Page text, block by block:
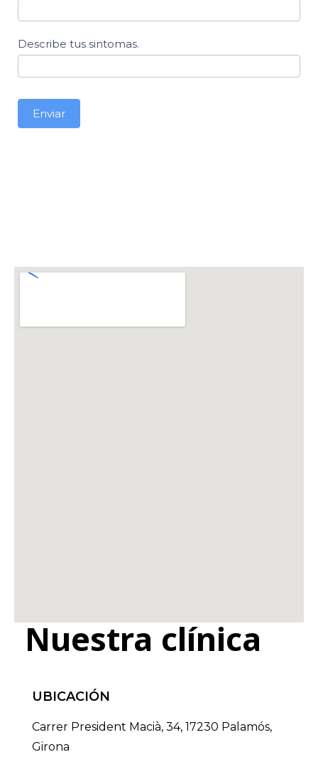
Describe tus sintomas.
Enviar
Nuestra clínica
UBICACIÓN
Carrer President Macià, 34, 17230 Palamós,
Girona